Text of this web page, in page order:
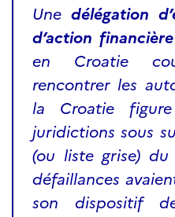
Une délégation
d’action financière
en Croatie
rencontrer les
la Croatie
juridictions sous
(ou liste grise)
défaillances
son dispositif